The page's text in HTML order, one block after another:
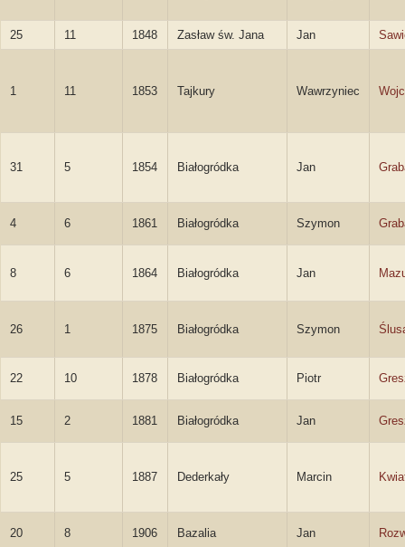
25 11 1848 Zasław św. Jana Jan
1 11 1853 Tajkury Wawrzyniec
31 5 1854 Białogródka Jan
4 6 1861 Białogródka Szymon
8 6 1864 Białogródka Jan
26 1 1875 Białogródka Szymon
22 10 1878 Białogródka Piotr
15 2 1881 Białogródka Jan
25 5 1887 Dederkały Marcin
20 8 1906 Bazalia Jan